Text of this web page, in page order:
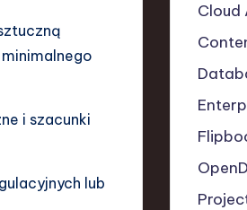
i szacunki
lub
Cloud